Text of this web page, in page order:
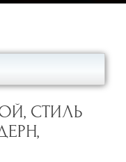
СТИЛЬ